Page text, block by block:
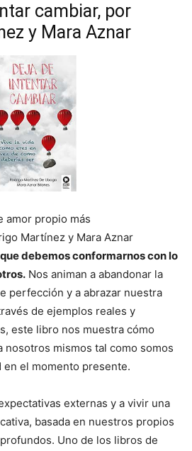
cambiar, por
y Mara Aznar
amor propio más
Martínez y Mara Aznar
debemos conformarnos con lo
Nos animan a abandonar la
perfección y a abrazar nuestra
de ejemplos reales y
este libro nos muestra cómo
nosotros mismos tal como somos
el momento presente.
externas y a vivir una
basada en nuestros propios
Uno de los libros de